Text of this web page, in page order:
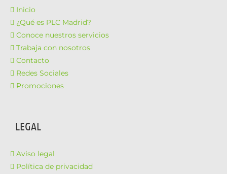
Inicio
¿Qué es PLC Madrid?
Conoce nuestros servicios
Trabaja con nosotros
Contacto
Redes Sociales
Promociones
LEGAL
Aviso legal
Política de privacidad